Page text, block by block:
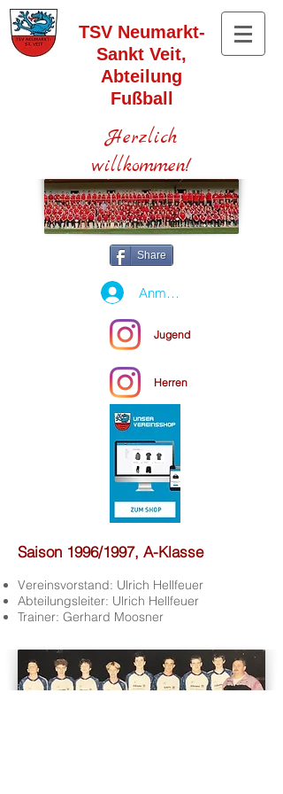
TSV Neumarkt-
Sankt Veit,
Abteilung
Fußball
Herzlich
willkommen!
Share
Anmelden
Jugend
Herren
Saison 1996/1997, A-Klasse
Vereinsvorstand: Ulrich Hellfeuer
Abteilungsleiter: Ulrich Hellfeuer
Trainer: Gerhard Moosner